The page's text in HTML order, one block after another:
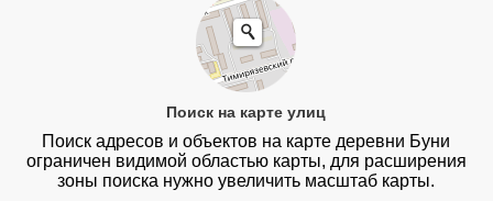
Поиск на карте улиц
Поиск адресов и объектов на карте деревни Буни
ограничен видимой областью карты, для расширения
зоны поиска нужно увеличить масштаб карты.